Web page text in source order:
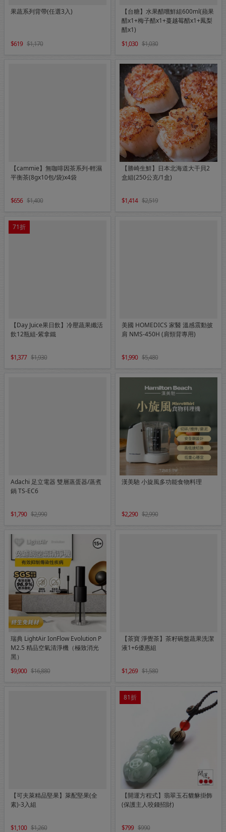
果蔬系列背帶(任選3入)
619 1,170
【台糖】水果醋嚐鮮組600ml(蘋果
醋x1+梅子醋x1+蔓越莓醋x1+鳳梨
醋x1)
1,030
1,030
【cammie】無咖啡因茶系列-輕濕
平衡茶(8gx10包/袋)x4袋
656 1,400
【勝崎生鮮】日本北海道大干貝2
盒組(250公克/1盒)
1,414 2,519
71折
【Day Juice果日飲】冷壓蔬果纖活
飲12瓶組-紫拿鐵
1,377 1,930
美國 HOMEDICS 家醫 溫感震動披
肩 NMS-450H (肩頸背專用)
1,990 5,480
Adachi 足立電器 雙層蒸蛋器/蒸煮
鍋 TS-EC6
1,790 2,990
漢美馳 小旋風多功能食物料理
2,290 2,990
瑞典 LightAir IonFlow Evolution P
M2.5 精品空氣清淨機（極致消光
黑）
9,900
16,880
【茶寶 淨覺茶】茶籽碗盤蔬果洗潔
液1+6優惠組
1,269 1,580
【可夫萊精品堅果】萊配堅果(全
素)-3入組
1,100 1,260
81折
【開運方程式】翡翠玉石貔貅掛飾
(保護主人咬錢招財)
799 990